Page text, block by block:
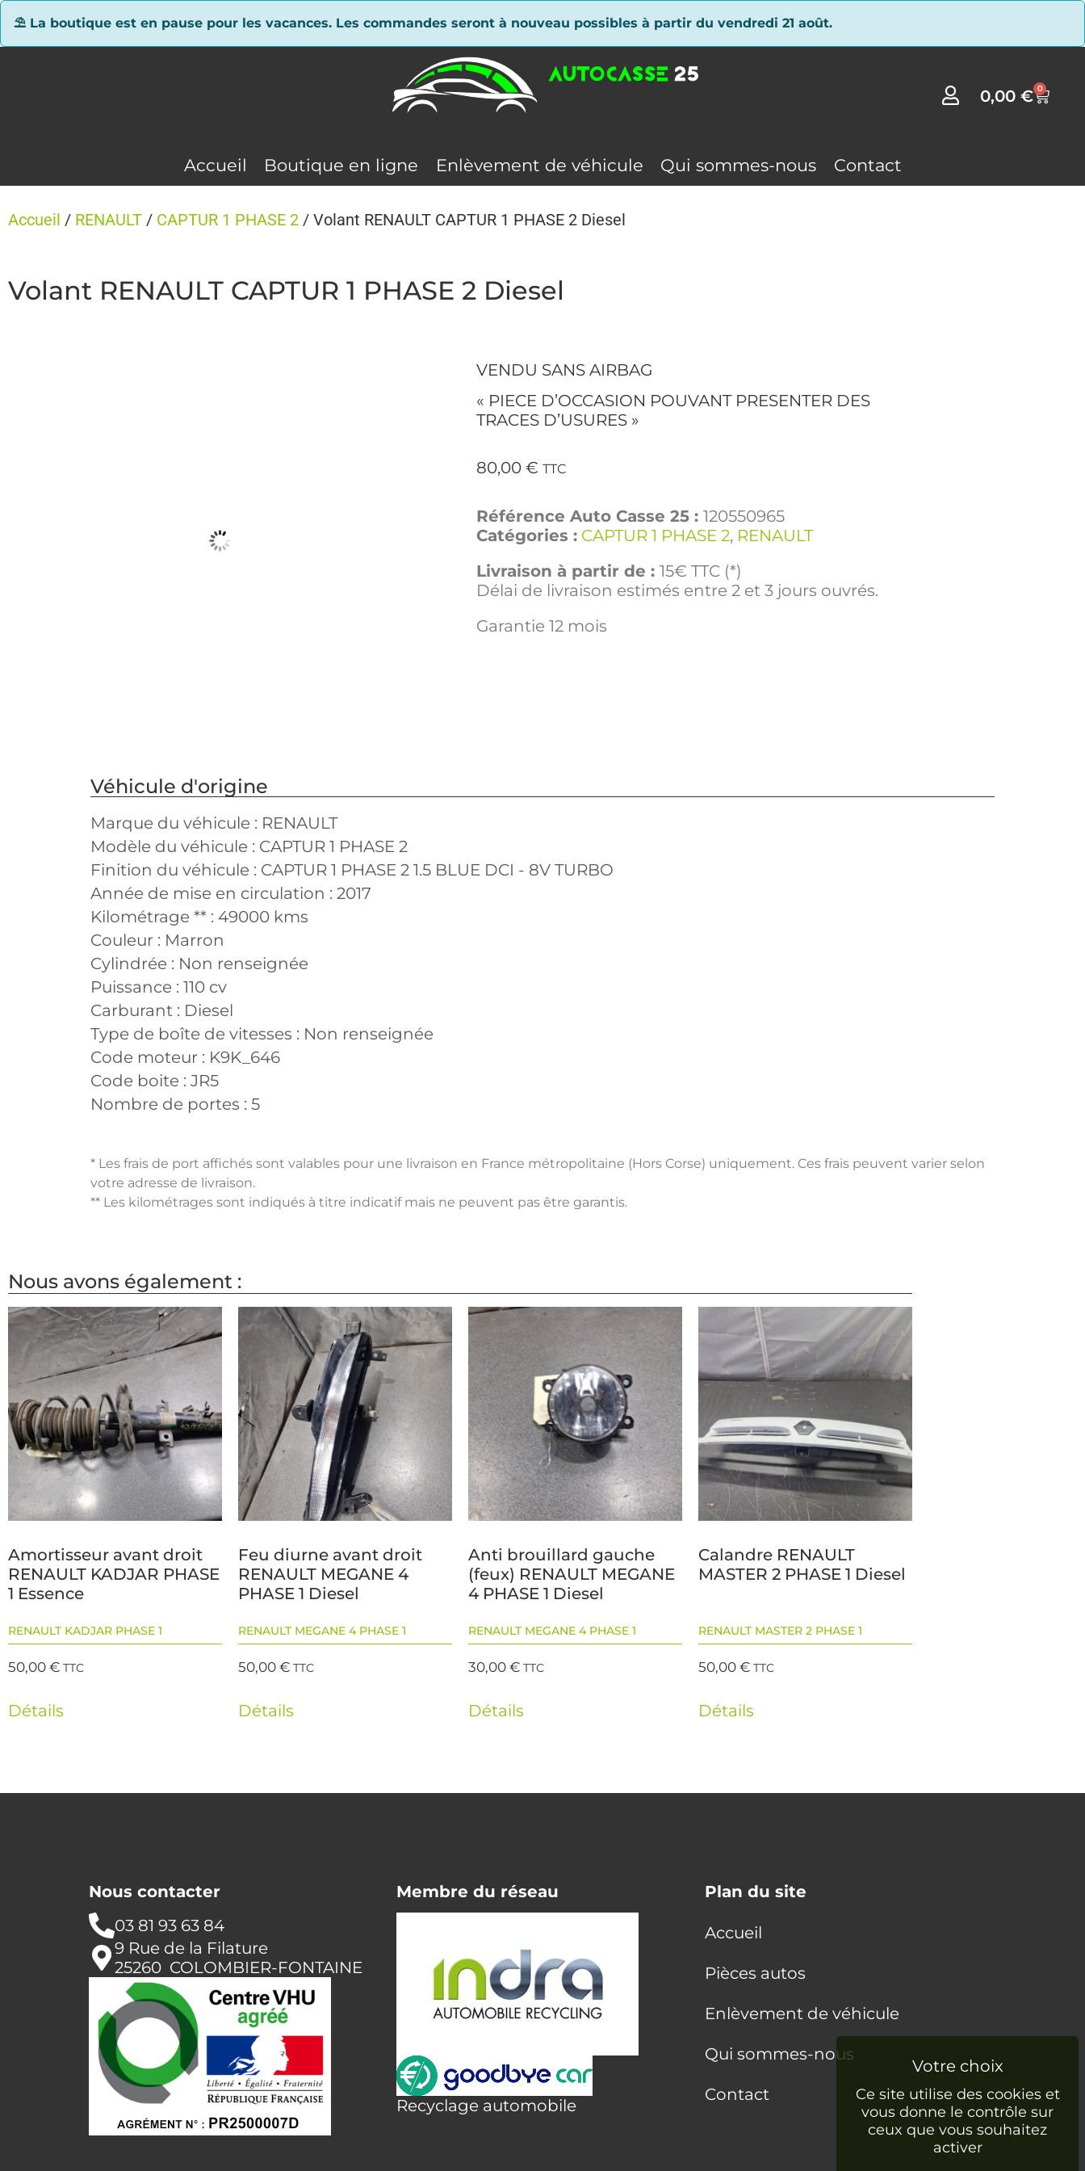
⛱ La boutique est en pause pour les vacances. Les commandes seront à nouveau possibles à partir du vendredi 21 août.
0,00€ 0
Accueil Boutique en ligne Enlèvement de véhicule Qui sommes-nous Contact
Accueil / RENAULT / CAPTUR 1 PHASE 2 / Volant RENAULT CAPTUR 1 PHASE 2 Diesel
Volant RENAULT CAPTUR 1 PHASE 2 Diesel
VENDU SANS AIRBAG
« PIECE D’OCCASION POUVANT PRESENTER DES
TRACES D’USURES »
80,00 € TTC
Référence Auto Casse 25 : 120550965
Catégories : CAPTUR 1 PHASE 2, RENAULT
Livraison à partir de : 15€ TTC (*)
Délai de livraison estimés entre 2 et 3 jours ouvrés.
Garantie 12 mois
Véhicule d'origine
Marque du véhicule : RENAULT
Modèle du véhicule : CAPTUR 1 PHASE 2
Finition du véhicule : CAPTUR 1 PHASE 2 1.5 BLUE DCI - 8V TURBO
Année de mise en circulation : 2017
Kilométrage ** : 49000 kms
Couleur : Marron
Cylindrée : Non renseignée
Puissance : 110 cv
Carburant : Diesel
Type de boîte de vitesses : Non renseignée
Code moteur : K9K_646
Code boite : JR5
Nombre de portes : 5
* Les frais de port affichés sont valables pour une livraison en France métropolitaine (Hors Corse) uniquement. Ces frais peuvent varier selon
votre adresse de livraison.
** Les kilométrages sont indiqués à titre indicatif mais ne peuvent pas être garantis.
Nous avons également :
Amortisseur avant droit
RENAULT KADJAR PHASE
1 Essence
RENAULT KADJAR PHASE 1
50,00€ TTC
Détails
Feu diurne avant droit
RENAULT MEGANE 4
PHASE 1 Diesel
RENAULT MEGANE 4 PHASE 1
50,00€ TTC
Détails
Anti brouillard gauche
(feux) RENAULT MEGANE
4 PHASE 1 Diesel
RENAULT MEGANE 4 PHASE 1
30,00€ TTC
Détails
Calandre RENAULT
MASTER 2 PHASE 1 Diesel
RENAULT MASTER 2 PHASE 1
50,00€ TTC
Détails
Nous contacter
03 81 93 63 84
9 Rue de la Filature
25260 COLOMBIER-FONTAINE
Membre du réseau
Recyclage automobile
Plan du site
Accueil
Pièces autos
Enlèvement de véhicule
Qui sommes-nous
Contact
Panneau de gestion des cookies
Ce site utilise des cookies et
vous donne le contrôle sur
ceux que vous souhaitez
activer